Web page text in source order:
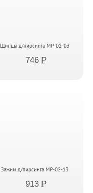
Щипцы д/пирсинга MP-02-03
746 P
Зажим д/пирсинга MP-02-13
913 P